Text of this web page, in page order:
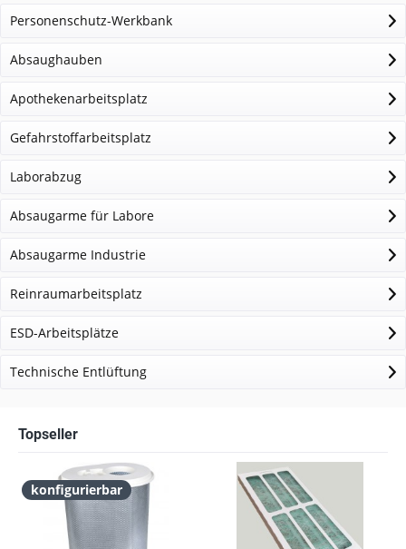
Personenschutz-Werkbank
Absaughauben
Apothekenarbeitsplatz
Gefahrstoffarbeitsplatz
Laborabzug
Absaugarme für Labore
Absaugarme Industrie
Reinraumarbeitsplatz
ESD-Arbeitsplätze
Technische Entlüftung
Topseller
konfigurierbar